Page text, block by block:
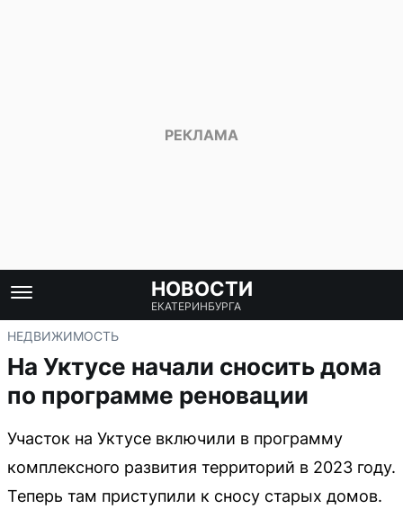
НОВОСТИ
ЕКАТЕРИНБУРГА
НЕДВИЖИМОСТЬ
На Уктусе начали сносить дома
по программе реновации
Участок на Уктусе включили в программу
комплексного развития территорий в 2023 году.
Теперь там приступили к сносу старых домов.